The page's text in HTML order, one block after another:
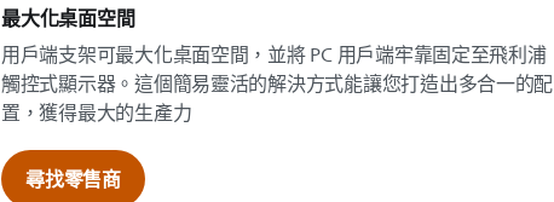
最大化桌面空間
用戶端支架可最大化桌面空間，並將 PC 用戶端牢靠固定至飛利浦
觸控式顯示器。這個簡易靈活的解決方式能讓您打造出多合一的配
置，獲得最大的生產力
尋找零售商